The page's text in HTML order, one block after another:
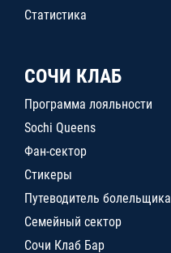
Статистика
СОЧИ КЛАБ
Программа лояльности
Sochi Queens
Фан-сектор
Стикеры
Путеводитель болельщика
Семейный сектор
Сочи Клаб Бар